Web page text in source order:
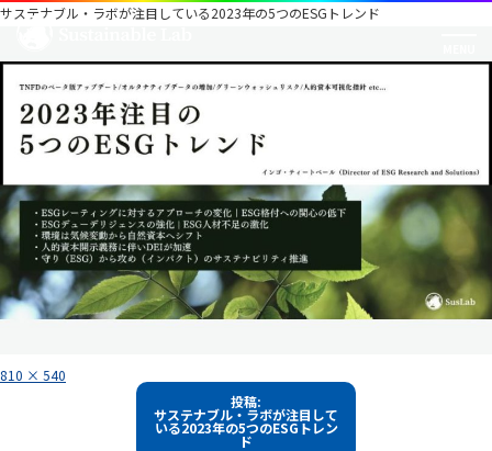
サステナブル・ラボが注目している2023年の5つのESGトレンド
フ
ル
810 × 540
投稿:
サステナブル・ラボが注目して
いる2023年の5つのESGトレン
ド